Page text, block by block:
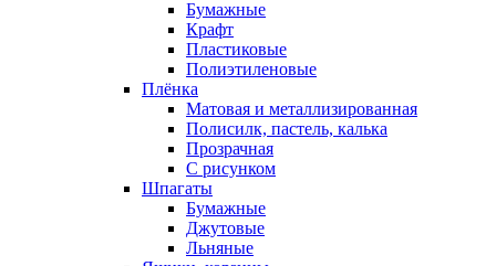
Бумажные
Крафт
Пластиковые
Полиэтиленовые
Плёнка
Матовая и металлизированная
Полисилк, пастель, калька
Прозрачная
С рисунком
Шпагаты
Бумажные
Джутовые
Льняные